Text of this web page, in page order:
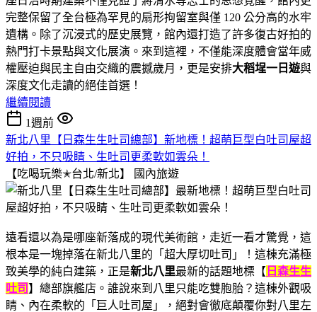
完整保留了全台極為罕見的扇形拘留室與僅 120 公分高的水牢
遺構。除了沉浸式的歷史展覽，館內還打造了許多復古好拍的
熱門打卡景點與文化展演。來到這裡，不僅能深度體會當年威
權壓迫與民主自由交織的震撼歲月，更是安排大稻埕一日遊與
深度文化走讀的絕佳首選！
繼續閱讀
1週前
新北八里【日森生生吐司總部】新地標！超萌巨型白吐司屋超
好拍，不只吸睛、生吐司更柔軟如雲朵！
【吃喝玩樂✭台北/新北】
國內旅遊
遠看還以為是哪座新落成的現代美術館，走近一看才驚覺，這
根本是一塊掉落在新北八里的「超大厚切吐司」！這棟充滿極
致美學的純白建築，正是新北八里最新的話題地標【 日森生生
吐司 】總部旗艦店。誰說來到八里只能吃雙胞胎？這棟外觀吸
睛、內在柔軟的「巨人吐司屋」，絕對會徹底顛覆你對八里左